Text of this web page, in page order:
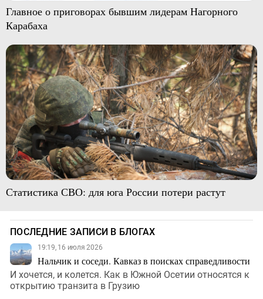
Главное о приговорах бывшим лидерам Нагорного
Карабаха
Статистика СВО: для юга России потери растут
ПОСЛЕДНИЕ ЗАПИСИ В БЛОГАХ
19:19, 16 июля 2026
Нальчик и соседи. Кавказ в поисках справедливости
И хочется, и колется. Как в Южной Осетии относятся к
открытию транзита в Грузию